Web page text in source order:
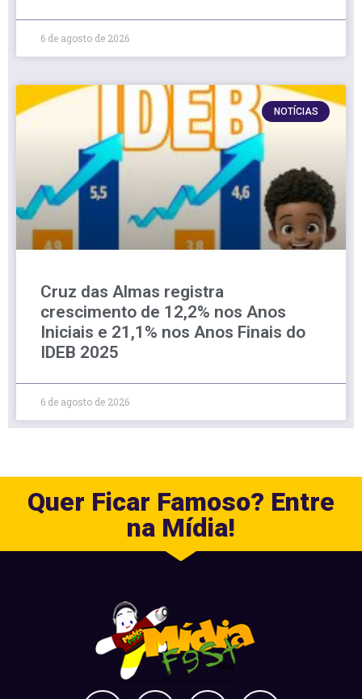
6 de agosto de 2026
NOTÍCIAS
Cruz das Almas registra
crescimento de 12,2% nos Anos
Iniciais e 21,1% nos Anos Finais do
IDEB 2025
6 de agosto de 2026
Quer Ficar Famoso? Entre
na Mídia!